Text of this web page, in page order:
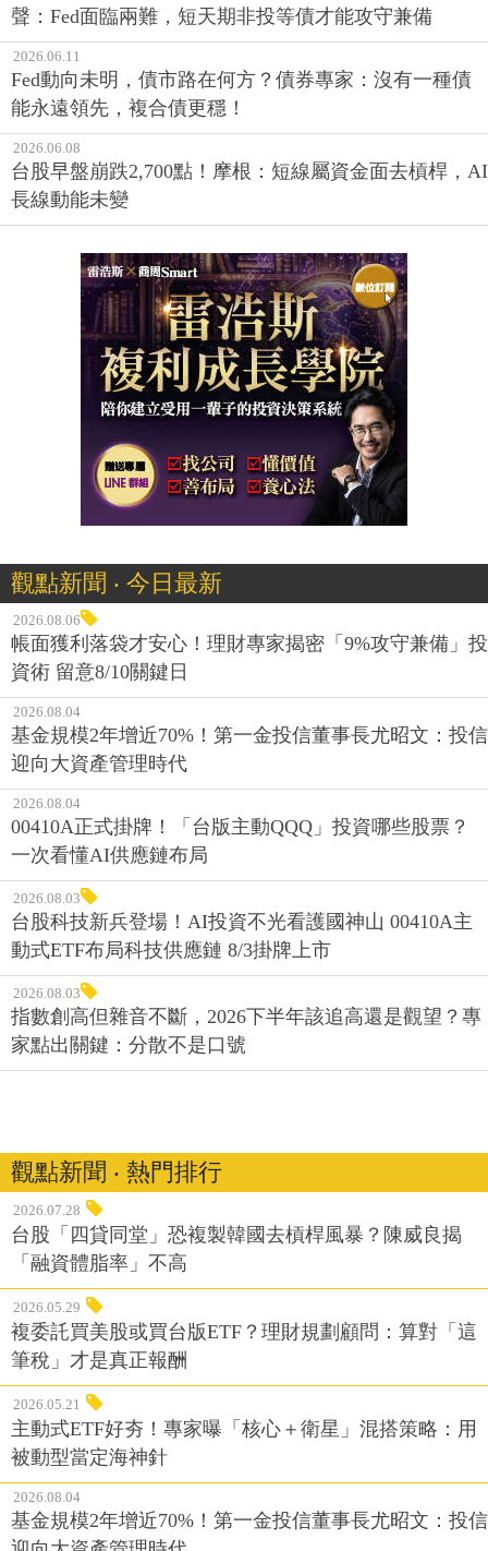
聲：Fed面臨兩難，短天期非投等債才能攻守兼備
2026.06.11
Fed動向未明，債市路在何方？債券專家：沒有一種債
能永遠領先，複合債更穩！
2026.06.08
台股早盤崩跌2,700點！摩根：短線屬資金面去槓桿，AI
長線動能未變
觀點新聞 ‧ 今日最新
2026.08.06
帳面獲利落袋才安心！理財專家揭密「9%攻守兼備」投
資術 留意8/10關鍵日
2026.08.04
基金規模2年增近70%！第一金投信董事長尤昭文：投信
迎向大資產管理時代
2026.08.04
00410A正式掛牌！「台版主動QQQ」投資哪些股票？
一次看懂AI供應鏈布局
2026.08.03
台股科技新兵登場！AI投資不光看護國神山 00410A主
動式ETF布局科技供應鏈 8/3掛牌上市
2026.08.03
指數創高但雜音不斷，2026下半年該追高還是觀望？專
家點出關鍵：分散不是口號
觀點新聞 ‧ 熱門排行
2026.07.28
台股「四貸同堂」恐複製韓國去槓桿風暴？陳威良揭
「融資體脂率」不高
2026.05.29
複委託買美股或買台版ETF？理財規劃顧問：算對「這
筆稅」才是真正報酬
2026.05.21
主動式ETF好夯！專家曝「核心＋衛星」混搭策略：用
被動型當定海神針
2026.08.04
基金規模2年增近70%！第一金投信董事長尤昭文：投信